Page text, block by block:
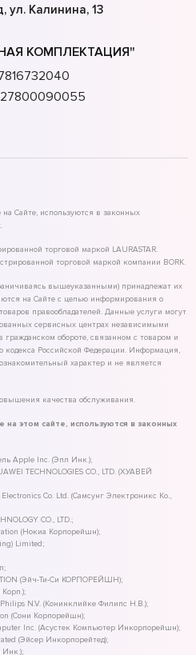
ул. Калинина, 13
КОМПЛЕКТАЦИЯ"
Сайте, используются в законных
торговой маркой LAURASTAR.
торговой маркой компании BORK.
вышеуказанными) принадлежат их
на Сайте с целью информирования о
правообладателей. Данные услуги могут
сервисных центрах независимыми
обороте, связанном с товаром и
кодекса Российской Федерации. Информация,
характер и не является
качества обслуживания.
этом сайте, используются в законных
Apple Inc. (Эпл Инк.);
TECHNOLOGIES CO., LTD. (ХУАВЕЙ
Co. Ltd. (Самсунг Электроникс Ко.,
CO., LTD.;
(Нокиа Корпорейшн);
Limited;
(Эйч-Ти-Си КОРПОРЕЙШН);
N.V. (Конинклийке Филипс Н.В.);
(Сони Корпорейшн);
Inc. (Асустек Компьютер Инкорпорейшн);
(Эйсер Инкорпорейтед);
Инк.);